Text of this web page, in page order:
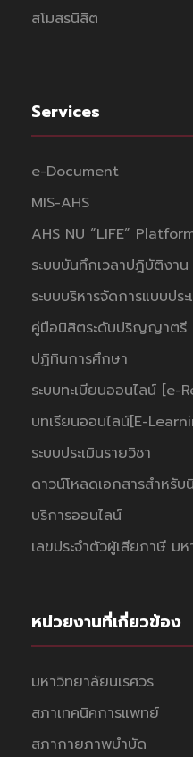
สโมสรนิสิต
Services
e-Document
MIS-AHS
AHS NU “LIFE”
ระบบบันทึกเวลาปฎิบัติงาน
ระบบบริหารจัดการแบบปร
คู่มือนิสิตระดับปริญญาตรี
ปฏิทินการศึกษา
ระบบทะเบียนออนไลน์ [e-
บทเรียนออนไลน์[E-
ระบบประเมินรายวิชา
ดาวน์โหลดเอกสารสำหรับ
บริการออนไลน์
เลขประจำตัวผู้เสียภาษี ม
หน่วยงานที่เกี่ยวข้อง
มหาวิทยาลัยนเรศวร
สภาเทคนิคการแพทย์
สภากายภาพบำบัด